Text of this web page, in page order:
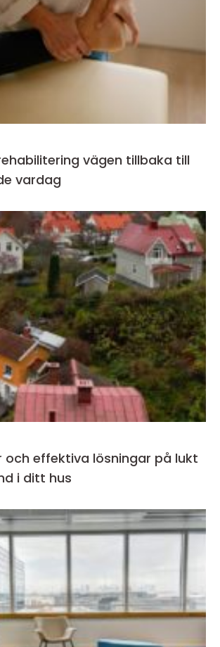
vägen tillbaka till
vardag
och effektiva lösningar på lukt
i ditt hus